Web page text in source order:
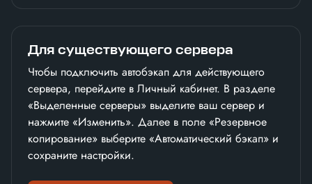
Для существующего сервера
Чтобы подключить автобэкап для действующего
сервера, перейдите в Личный кабинет. В разделе
«Выделенные серверы» выделите ваш сервер и
нажмите «Изменить». Далее в поле «Резервное
копирование» выберите «Автоматический бэкап» и
сохраните настройки.